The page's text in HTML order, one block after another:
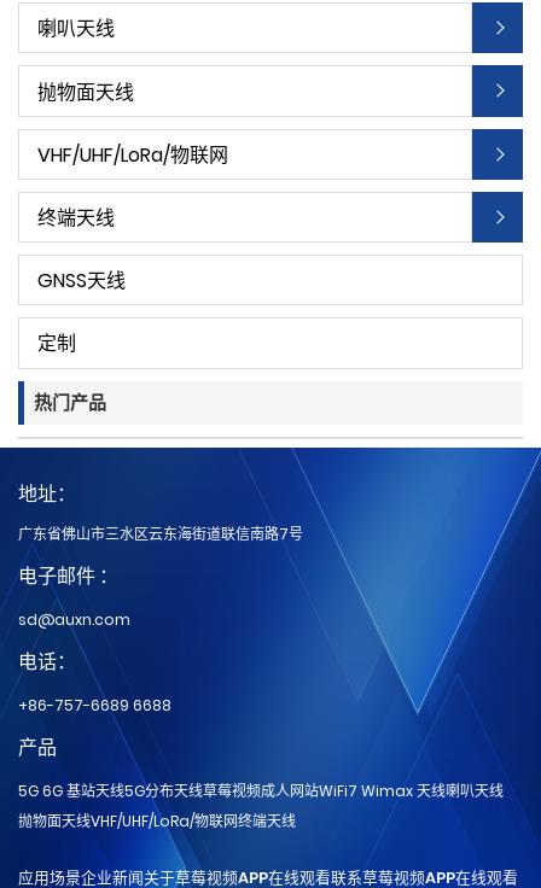
喇叭天线
抛物面天线
VHF/UHF/LoRa/物联网
终端天线
GNSS天线
定制
热门产品
地址：
广东省佛山市三水区云东海街道联信南路7号
电子邮件 ：
sd@auxn.com
电话：
+86-757-6689 6688
产品
5G 6G 基站天线5G分布天线草莓视频成人网站WiFi7 Wimax 天线喇叭天线
抛物面天线VHF/UHF/LoRa/物联网终端天线
应用场景企业新闻关于草莓视频APP在线观看联系草莓视频APP在线观看